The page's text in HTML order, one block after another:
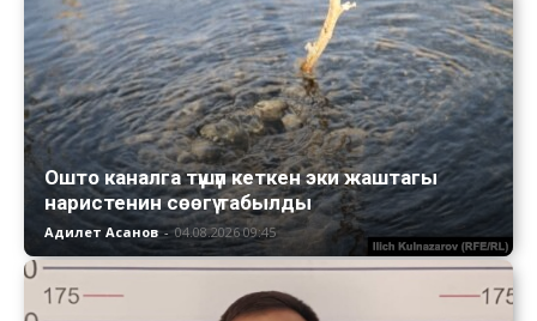
Ошто каналга түшүп кеткен эки жаштагы
наристенин сөөгү табылды
Адилет Асанов - 04.08.2026 09:45